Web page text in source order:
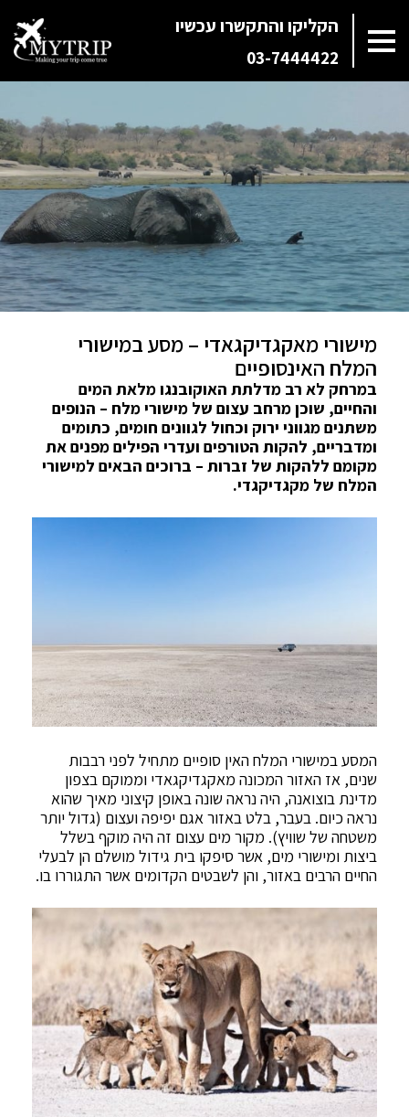
הקליקו והתקשרו עכשיו
03-7444422
מישורי מאקגדיקגאדי – מסע במישורי
המלח האינסופיים
במרחק לא רב מדלתת האוקובנגו מלאת המים
והחיים, שוכן מרחב עצום של מישורי מלח – הנופים
משתנים מגווני ירוק וכחול לגוונים חומים, כתומים
ומדבריים, להקות הטורפים ועדרי הפילים מפנים את
מקומם ללהקות של זברות – ברוכים הבאים למישורי
המלח של מקגדיקגדי.
המסע במישורי המלח האין סופיים מתחיל לפני רבבות
שנים, אז האזור המכונה מאקגדיקגאדי וממוקם בצפון
מדינת בוצואנה, היה נראה שונה באופן קיצוני מאיך שהוא
נראה כיום. בעבר, בלט באזור אגם יפיפה ועצום (גדול יותר
משטחה של שוויץ). מקור מים עצום זה היה מוקף בשלל
ביצות ומישורי מים, אשר סיפקו בית גידול מושלם הן לבעלי
החיים הרבים באזור, והן לשבטים הקדומים אשר התגוררו בו.